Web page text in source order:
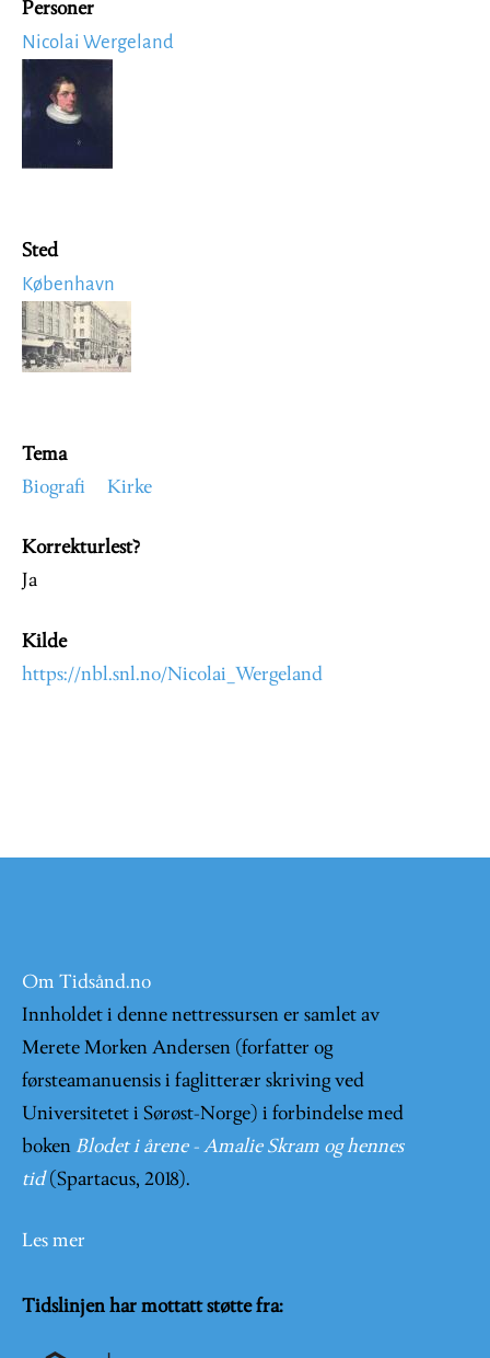
Personer
Nicolai Wergeland
Image
Sted
København
Image
Tema
Biografi
Kirke
Korrekturlest?
Ja
Kilde
https://nbl.snl.no/Nicolai_Wergeland
Om Tidsånd.no
Innholdet i denne nettressursen er samlet av
Merete Morken Andersen (forfatter og
førsteamanuensis i faglitterær skriving ved
Universitetet i Sørøst-Norge) i forbindelse med
boken Blodet i årene - Amalie Skram og hennes
tid (Spartacus, 2018).
Les mer
Tidslinjen har mottatt støtte fra: